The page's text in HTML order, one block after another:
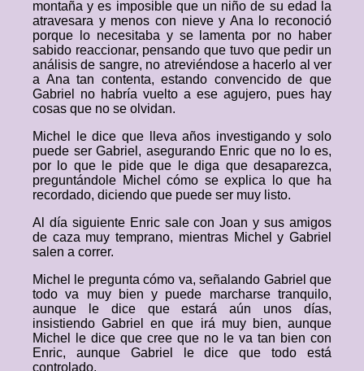
montaña y es imposible que un niño de su edad la
atravesara y menos con nieve y Ana lo reconoció
porque lo necesitaba y se lamenta por no haber
sabido reaccionar, pensando que tuvo que pedir un
análisis de sangre, no atreviéndose a hacerlo al ver
a Ana tan contenta, estando convencido de que
Gabriel no habría vuelto a ese agujero, pues hay
cosas que no se olvidan.
Michel le dice que lleva años investigando y solo
puede ser Gabriel, asegurando Enric que no lo es,
por lo que le pide que le diga que desaparezca,
preguntándole Michel cómo se explica lo que ha
recordado, diciendo que puede ser muy listo.
Al día siguiente Enric sale con Joan y sus amigos
de caza muy temprano, mientras Michel y Gabriel
salen a correr.
Michel le pregunta cómo va, señalando Gabriel que
todo va muy bien y puede marcharse tranquilo,
aunque le dice que estará aún unos días,
insistiendo Gabriel en que irá muy bien, aunque
Michel le dice que cree que no le va tan bien con
Enric, aunque Gabriel le dice que todo está
controlado.